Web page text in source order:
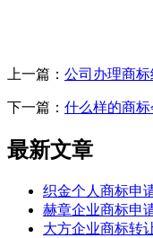
上一篇： 公司办理商
下一篇： 什么样的商标
最新文章
织金个人商标申
赫章企业商标申
大方企业商标转